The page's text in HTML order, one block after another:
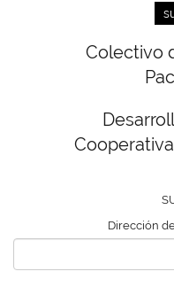
Colectivo
Dirección